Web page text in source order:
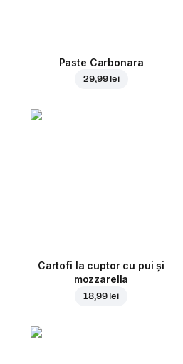
Paste Carbonara
29,99 lei
Cartofi la cuptor cu pui și
mozzarella
18,99 lei